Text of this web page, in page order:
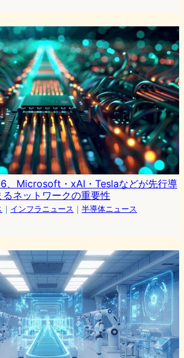
、Microsoft・xAI・Teslaなどが先行導
ネットワークの重要性
｜ インフラニュース ｜ 半導体ニュース